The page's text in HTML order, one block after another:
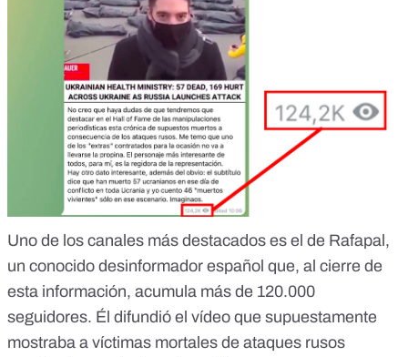
Uno de los canales más destacados es el de Rafapal,
un conocido desinformador español que, al cierre de
esta información, acumula más de 120.000
seguidores. Él difundió el vídeo que supuestamente
mostraba a víctimas mortales de ataques rusos